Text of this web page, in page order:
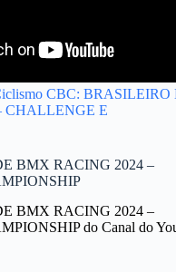
CBC: BRASILEIRO
CHALLENGE E
BMX RACING 2024 –
BMX RACING 2024 –
do Canal do